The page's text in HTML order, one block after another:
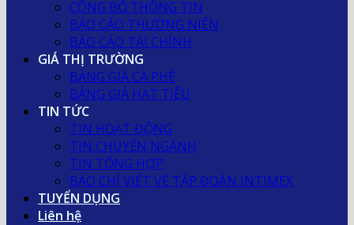
CÔNG BỐ THÔNG TIN
BÁO CÁO THƯỜNG NIÊN
BÁO CÁO TÀI CHÍNH
GIÁ THỊ TRƯỜNG
BẢNG GIÁ CÀ PHÊ
BẢNG GIÁ HẠT TIÊU
TIN TỨC
TIN HOẠT ĐỘNG
TIN CHUYÊN NGÀNH
TIN TỔNG HỢP
BÁO CHÍ VIẾT VỀ TẬP ĐOÀN INTIMEX
TUYỂN DỤNG
Liên hệ